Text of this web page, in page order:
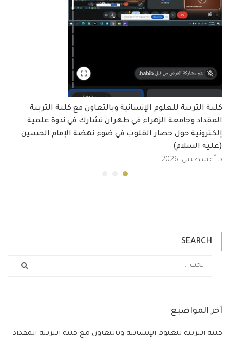
كلية التربية للعلوم الإنسانية وبالتعاون مع كلية التربية
المقداد وجامعة الزهراء في طهران تشارك في ندوة علمية
إلكترونية حول حصار القلوب في ضوء نهضة الإمام الحسين
(عليه السلام)
5 أغسطس, 2026
SEARCH
آخر المواضيع
كلية التربية للعلوم الإنسانية وبالتعاون مع كلية التربية المقداد